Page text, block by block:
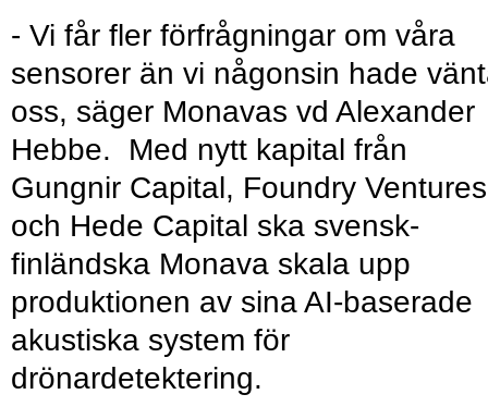
- Vi får fler förfrågningar om våra
sensorer än vi någonsin hade
oss, säger Monavas vd Alexander
Hebbe. Med nytt kapital från
Gungnir Capital, Foundry Ventures
och Hede Capital ska svensk-
finländska Monava skala upp
produktionen av sina AI-baserade
akustiska system för
drönardetektering.